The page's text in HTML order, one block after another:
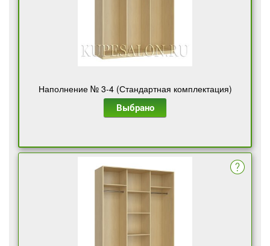
Наполнение № 3-4 (Стандартная комплектация)
Выбрано